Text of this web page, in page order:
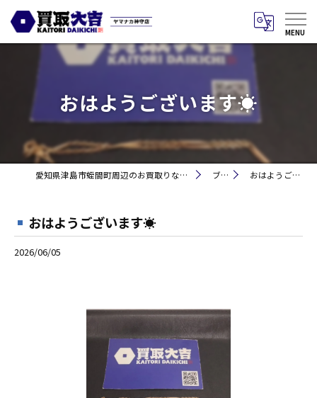
おはようございます☀
愛知県津島市蛭間町周辺のお買取りなら買取大吉 ヤマナカ神守店 ブログ おはようございます☀
おはようございます☀
2026/06/05